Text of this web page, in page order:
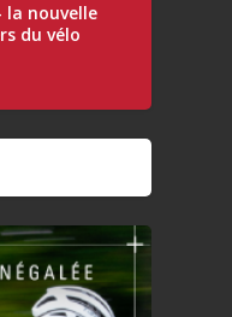
la nouvelle
du vélo